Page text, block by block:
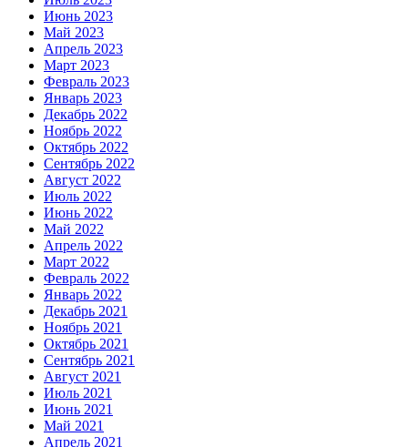
Июнь 2023
Май 2023
Апрель 2023
Март 2023
Февраль 2023
Январь 2023
Декабрь 2022
Ноябрь 2022
Октябрь 2022
Сентябрь 2022
Август 2022
Июль 2022
Июнь 2022
Май 2022
Апрель 2022
Март 2022
Февраль 2022
Январь 2022
Декабрь 2021
Ноябрь 2021
Октябрь 2021
Сентябрь 2021
Август 2021
Июль 2021
Июнь 2021
Май 2021
Апрель 2021